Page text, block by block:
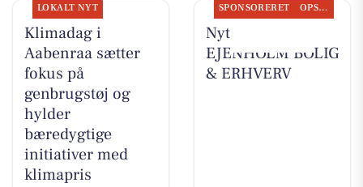
LOKALT NYT
Klimadag i
Aabenraa sætter
fokus på
genbrugstøj og
hylder
bæredygtige
initiativer med
klimapris
SPONSORERET OPSLAGSTAVLEN
Nyt fra
EJENHOLM BOLIG
& ERHVERV